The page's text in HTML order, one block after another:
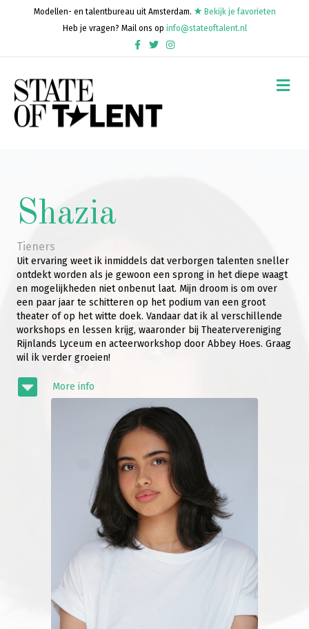
Modellen- en talentbureau uit Amsterdam.
Bekijk je favorieten
Heb je vragen? Mail ons op info@stateoftalent.nl
FacebookTwitterInstagram
Shazia
Tieners
Uit ervaring weet ik inmiddels dat verborgen talenten sneller
ontdekt worden als je gewoon een sprong in het diepe waagt
en mogelijkheden niet onbenut laat. Mijn droom is om over
een paar jaar te schitteren op het podium van een groot
theater of op het witte doek. Vandaar dat ik al verschillende
workshops en lessen krijg, waaronder bij Theatervereniging
Rijnlands Lyceum en acteerworkshop door Abbey Hoes. Graag
wil ik verder groeien!
More info